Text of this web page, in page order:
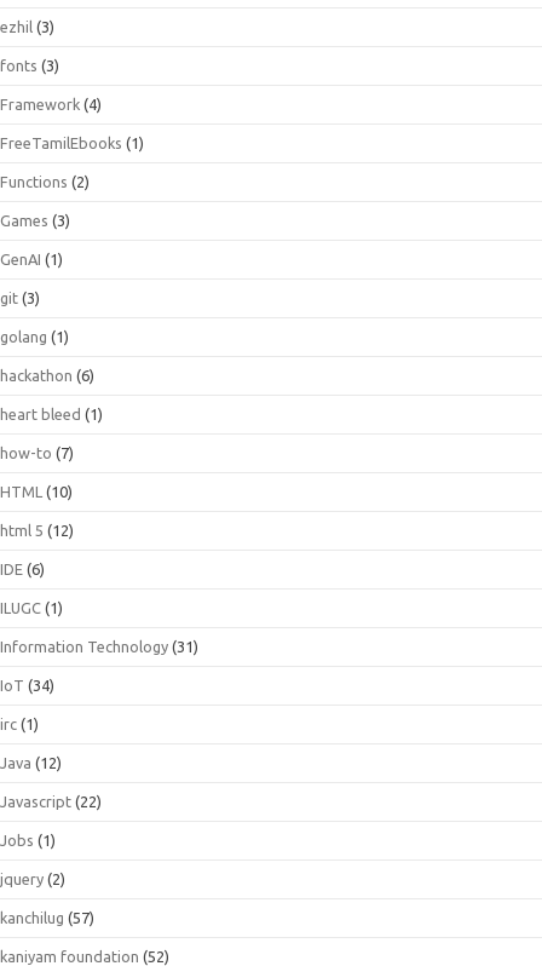
ezhil (3)
fonts (3)
Framework (4)
FreeTamilEbooks (1)
Functions (2)
Games (3)
GenAI (1)
git (3)
golang (1)
hackathon (6)
heart bleed (1)
how-to (7)
HTML (10)
html 5 (12)
IDE (6)
ILUGC (1)
Information Technology (31)
IoT (34)
irc (1)
Java (12)
Javascript (22)
Jobs (1)
jquery (2)
kanchilug (57)
kaniyam foundation (52)